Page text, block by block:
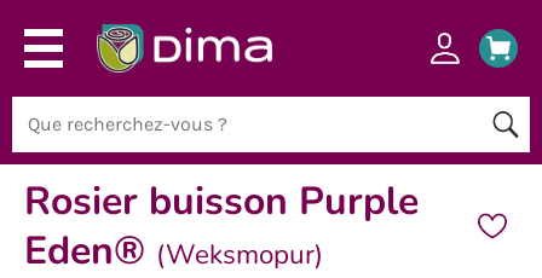
Rosier buisson Purple
Eden® (Weksmopur)